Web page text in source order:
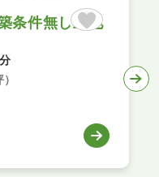
条件無し土地